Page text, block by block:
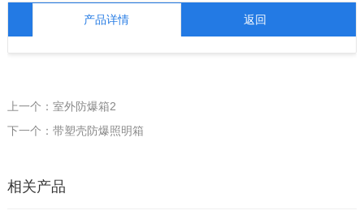
产品详情 返回
上一个：室外防爆箱2
下一个：带塑壳防爆照明箱
相关产品